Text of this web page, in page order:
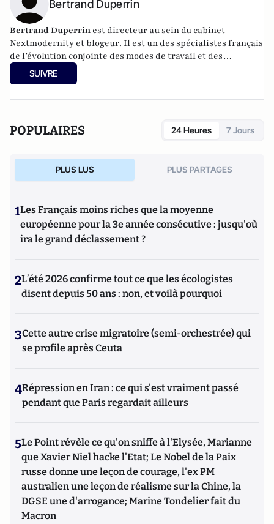
Bertrand Duperrin
Bertrand Duperrin est directeur au sein du cabinet
Nextmodernity etblogeur. Il est un des spécialistes français
de l’évolution conjointe des modes de travail et des
technologies.
SUIVRE
POPULAIRES 24 Heures 7 Jours
PLUS LUS PLUS PARTAGES
1Les Français moins riches que la moyenne
européenne pour la 3e année consécutive : jusqu'où
ira le grand déclassement ?
2L’été 2026 confirme tout ce que les écologistes
disent depuis 50 ans : non, et voilà pourquoi
3Cette autre crise migratoire (semi-orchestrée) qui
se profile après Ceuta
4Répression en Iran : ce qui s'est vraiment passé
pendant que Paris regardait ailleurs
5Le Point révèle ce qu'on sniffe à l'Elysée, Marianne
que Xavier Niel hacke l'Etat; Le Nobel de la Paix
russe donne une leçon de courage, l'ex PM
australien une leçon de réalisme sur la Chine, la
DGSE une d'arrogance; Marine Tondelier fait du
Macron